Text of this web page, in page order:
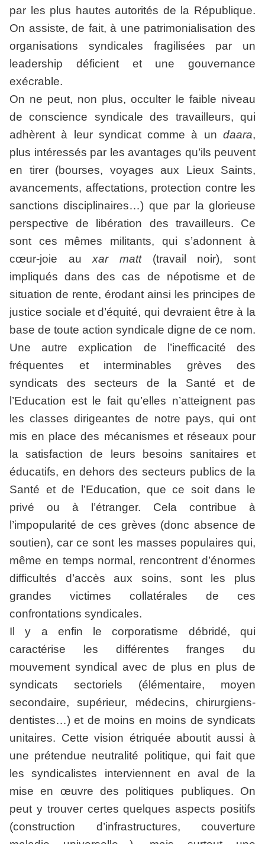
par les plus hautes autorités de la République.
On assiste, de fait, à une patrimonialisation des
organisations syndicales fragilisées par un
leadership déficient et une gouvernance
exécrable.
On ne peut, non plus, occulter le faible niveau
de conscience syndicale des travailleurs, qui
adhèrent à leur syndicat comme à un daara,
plus intéressés par les avantages qu’ils peuvent
en tirer (bourses, voyages aux Lieux Saints,
avancements, affectations, protection contre les
sanctions disciplinaires…) que par la glorieuse
perspective de libération des travailleurs. Ce
sont ces mêmes militants, qui s’adonnent à
cœur-joie auxar matt(travail noir), sont
impliqués dans des cas de népotisme et de
situation de rente, érodant ainsi les principes de
justice sociale et d’équité, qui devraient être à la
base de toute action syndicale digne de ce nom.
Une autre explication de l’inefficacité des
fréquentes et interminables grèves des
syndicats des secteurs de la Santé et de
l’Education est le fait qu’elles n’atteignent pas
les classes dirigeantes de notre pays, qui ont
mis en place des mécanismes et réseaux pour
la satisfaction de leurs besoins sanitaires et
éducatifs, en dehors des secteurs publics de la
Santé et de l’Education, que ce soit dans le
privé ou à l’étranger. Cela contribue à
l’impopularité de ces grèves (donc absence de
soutien), car ce sont les masses populaires qui,
même en temps normal, rencontrent d’énormes
difficultés d’accès aux soins, sont les plus
grandes victimes collatérales de ces
confrontations syndicales.
Il y a enfin le corporatisme débridé, qui
caractérise les différentes franges du
mouvement syndical avec de plus en plus de
syndicats sectoriels (élémentaire, moyen
secondaire, supérieur, médecins, chirurgiens-
dentistes…) et de moins en moins de syndicats
unitaires. Cette vision étriquée aboutit aussi à
une prétendue neutralité politique, qui fait que
les syndicalistes interviennent en aval de la
mise en œuvre des politiques publiques. On
peut y trouver certes quelques aspects positifs
(construction d’infrastructures, couverture